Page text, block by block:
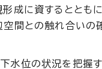
成に資するととも
空間との触れ合いの
位の状況を把握す